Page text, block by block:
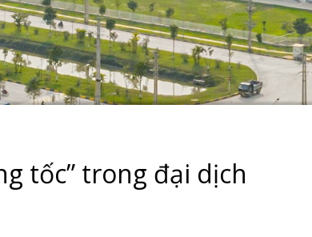
tốc” trong đại dịch